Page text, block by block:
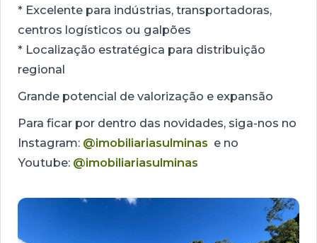
* Excelente para indústrias, transportadoras,
centros logísticos ou galpões
* Localização estratégica para distribuição
regional
Grande potencial de valorização e expansão
Para ficar por dentro das novidades, siga-nos no
Instagram: @imobiliariasulminas e no
Youtube: @imobiliariasulminas